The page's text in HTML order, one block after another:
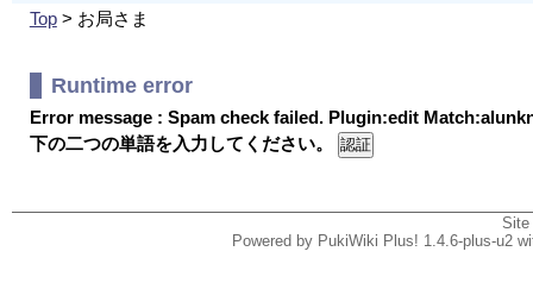
Top> お局さま
Runtime error
Error message : Spam check failed. Plugin:edit
下の二つの単語を入力してください。
Powered by PukiWiki Plus! 1.4.6-plus-u2